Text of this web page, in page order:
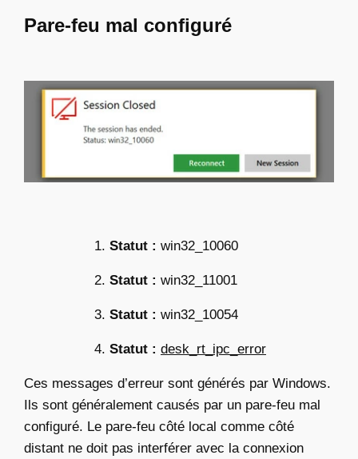
Pare-feu mal configuré
Statut : win32_10060
Statut : win32_11001
Statut : win32_10054
Statut : desk_rt_ipc_error
Ces messages d’erreur sont générés par Windows.
Ils sont généralement causés par un pare-feu mal
configuré. Le pare-feu côté local comme côté
distant ne doit pas interférer avec la connexion